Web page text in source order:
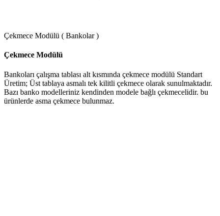
Çekmece Modülü ( Bankolar )
Çekmece Modülü
Bankoları çalışma tablası alt kısmında çekmece modülü Standart
Üretim; Üst tablaya asmalı tek kilitli çekmece olarak sunulmaktadır.
Bazı banko modelleriniz kendinden modele bağlı çekmecelidir. bu
ürünlerde asma çekmece bulunmaz.